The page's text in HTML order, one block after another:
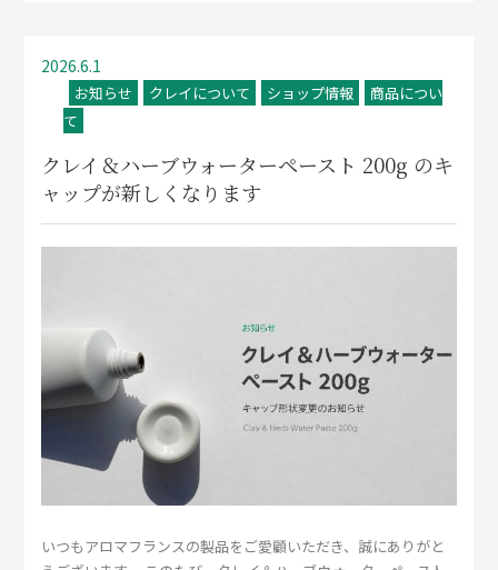
2026.6.1
お知らせ クレイについて ショップ情報
商品につい
て
クレイ＆ハーブウォーターペースト 200g のキ
ャップが新しくなります
いつもアロマフランスの製品をご愛顧いただき、誠にありがと